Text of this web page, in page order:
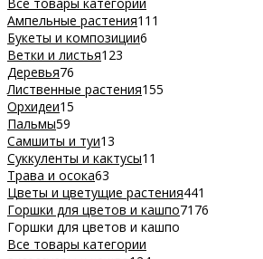
Ампельные растения111
Букеты и композиции6
Ветки и листья123
Деревья76
Лиственные растения155
Орхидеи15
Пальмы59
Самшиты и туи13
Суккуленты и кактусы11
Трава и осока63
Цветы и цветущие растения441
Горшки для цветов и кашпо7176
Горшки для цветов и кашпо
Все товары категории